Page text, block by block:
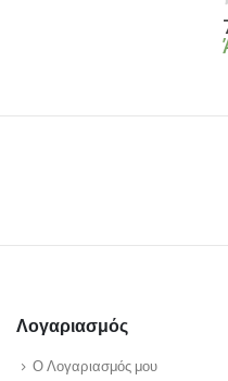
Λογαριασμός
Ο Λογαριασμός μου